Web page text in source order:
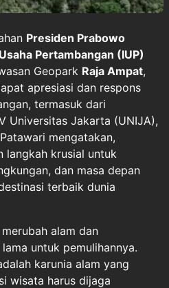
Presiden Prabowo
Pertambangan (IUP)
Geopark Raja Ampat,
apresiasi dan respons
termasuk dari
Universitas Jakarta (UNIJA),
mengatakan,
langkah krusial untuk
dan masa depan
terbaik dunia
alam dan
untuk pemulihannya.
karunia alam yang
wisata harus dijaga